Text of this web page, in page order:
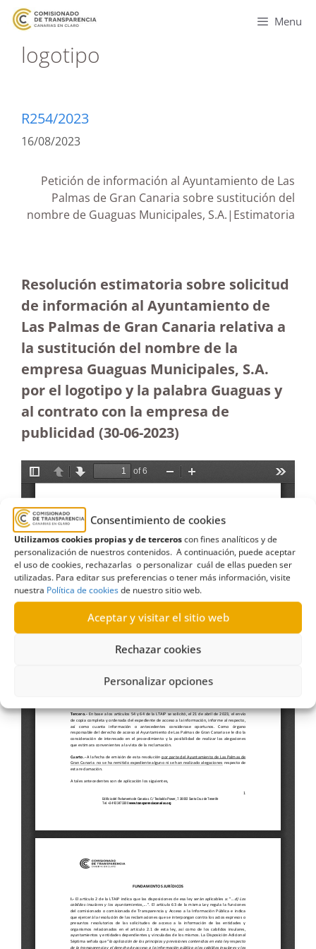
Consentimiento de cookies
Utilizamos cookies propias y de terceroscon fines analíticos y de
personalización de nuestros contenidos. A continuación, puede aceptar
el uso de cookies, rechazarlas o personalizar cuál de ellas pueden ser
utilizadas. Para editar sus preferencias o tener más información, visite
nuestra Política de cookiesde nuestro sitio web.
Aceptar y visitar el sitio web
Rechazar cookies
Personalizar opciones
Menu
logotipo
R254/2023
16/08/2023
Petición de información al Ayuntamiento de Las
Palmas de Gran Canaria sobre sustitución del
nombre de Guaguas Municipales, S.A.|Estimatoria
Resolución estimatoria sobre solicitud
de información al Ayuntamiento de
Las Palmas de Gran Canaria relativa a
la sustitución del nombre de la
empresa Guaguas Municipales, S.A.
por el logotipo y la palabra Guaguas y
al contrato con la empresa de
publicidad (30-06-2023)